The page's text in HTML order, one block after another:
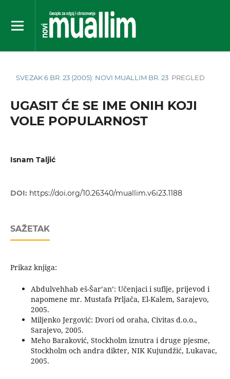
SVEZAK 6 BR. 23 (2005): NOVI MUALLIM BR. 23 PREGLED
UGASIT ĆE SE IME ONIH KOJI
VOLE POPULARNOST
Isnam Taljić
DOI: https://doi.org/10.26340/muallim.v6i23.1188
SAŽETAK
Prikaz knjiga:
Abdulvehhab eš-Šar’an’: Učenjaci i sufije, prijevod i
napomene mr. Mustafa Prljača, El-Kalem, Sarajevo,
2005.
Miljenko Jergović: Dvori od oraha, Civitas d.o.o.,
Sarajevo, 2005.
Meho Baraković, Stockholm iznutra i druge pjesme,
Stockholm och andra dikter, NIK Kujundžić, Lukavac,
2005.